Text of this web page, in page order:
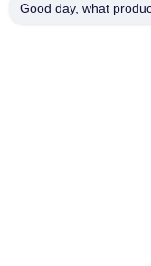
Good day, what